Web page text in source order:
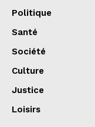
Politique
Santé
Société
Culture
Justice
Loisirs